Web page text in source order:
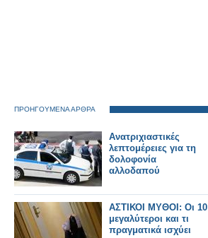
ΠΡΟΗΓΟΥΜΕΝΑ ΑΡΘΡΑ
Ανατριχιαστικές
λεπτομέρειες για τη
δολοφονία
αλλοδαπού
ΑΣΤΙΚΟΙ ΜΥΘΟΙ: Οι 10
μεγαλύτεροι και τι
πραγματικά ισχύει